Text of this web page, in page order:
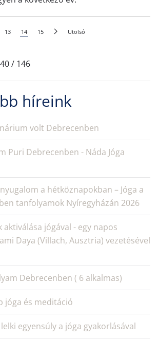
13 14 15 Utolsó
/ 146
híreink
volt Debrecenben
Puri Debrecenben - Náda Jóga
a hétköznapokban – Jóga a
tanfolyamok Nyíregyházán 2026
jógával - egy napos
Daya (Villach, Ausztria) vezetésével
Debrecenben ( 6 alkalmas)
jóga és meditáció
egyensúly a jóga gyakorlásával